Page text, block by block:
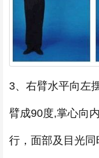
3、右臂水平向左
臂成90度,掌心向
行，面部及目光